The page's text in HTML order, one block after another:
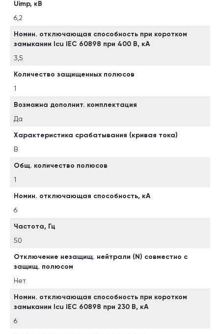
Uimp, кВ
6,2
Номин. отключающая способность при коротком
замыкании Icu IEC 60898 при 400 В, кА
3,5
Количество защищенных полюсов
1
Возможна дополнит. комплектация
Да
Характеристика срабатывания (кривая тока)
B
Общ. количество полюсов
1
Номин. отключающая способность, кА
6
Частота, Гц
50
Отключение незащищ. нейтрали (N) совместно с
защищ. полюсом
Нет
Номин. отключающая способность при коротком
замыкании Icu IEC 60898 при 230 В, кА
6